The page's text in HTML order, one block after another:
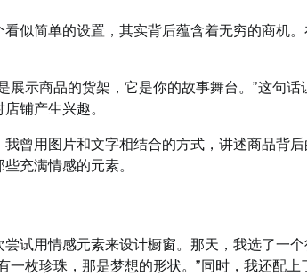
似简单的设置，其实背后蕴含着无穷的商机
展示商品的货架，它是你的故事舞台。”这句
铺产生兴趣。
曾用图片和文字相结合的方式，讲述商品背
充满情感的元素。
试用情感元素来设计橱窗。那天，我选了一
枚珍珠，那是梦想的形状。”同时，我还配上